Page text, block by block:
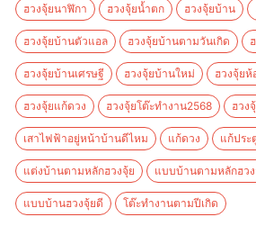
ฮวงจุ้ยนาฬิกา ฮวงจุ้ยน้ำตก ฮวงจุ้ยบ้าน
ฮวงจุ้ยบ้านตัวแอล ฮวงจุ้ยบ้านตามวันเกิด
ฮวงจุ้ยบ้านเศรษฐี ฮวงจุ้ยบ้านใหม่ ฮวงจุ้ยห้
ฮวงจุ้ยแก้ดวง ฮวงจุ้ยโต๊ะทํางาน2568 ฮวง
เสาไฟฟ้าอยู่หน้าบ้านดีไหม แก้ดวง แก้ประ
แต่งบ้านตามหลักฮวงจุ้ย แบบบ้านตามหลักฮว
แบบบ้านฮวงจุ้ยดี โต๊ะทำงานตามปีเกิด